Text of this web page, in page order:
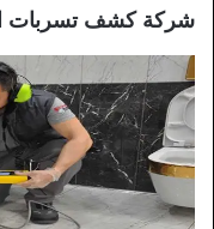
شركة كشف تسربات